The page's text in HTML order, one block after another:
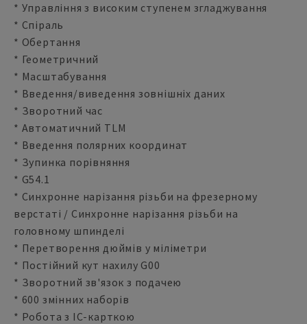
* Управління з високим ступенем згладжування
* Спіраль
* Обертання
* Геометричний
* Масштабування
* Введення/виведення зовнішніх даних
* Зворотний час
* Автоматичний TLM
* Введення полярних координат
* Зупинка порівняння
* G54.1
* Синхронне нарізання різьби на фрезерному
верстаті / Синхронне нарізання різьби на
головному шпинделі
* Перетворення дюймів у міліметри
* Постійний кут нахилу G00
* Зворотний зв'язок з подачею
* 600 змінних наборів
* Робота з IC-карткою